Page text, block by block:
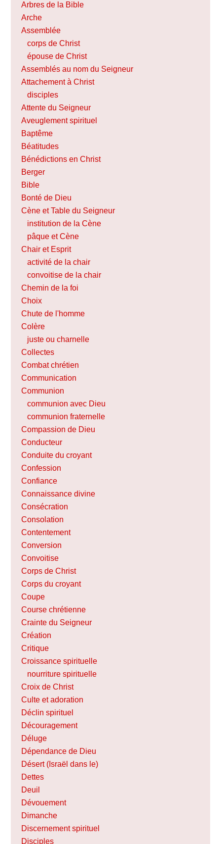
Arbres de la Bible
Arche
Assemblée
corps de Christ
épouse de Christ
Assemblés au nom du Seigneur
Attachement à Christ
disciples
Attente du Seigneur
Aveuglement spirituel
Baptême
Béatitudes
Bénédictions en Christ
Berger
Bible
Bonté de Dieu
Cène et Table du Seigneur
institution de la Cène
pâque et Cène
Chair et Esprit
activité de la chair
convoitise de la chair
Chemin de la foi
Choix
Chute de l'homme
Colère
juste ou charnelle
Collectes
Combat chrétien
Communication
Communion
communion avec Dieu
communion fraternelle
Compassion de Dieu
Conducteur
Conduite du croyant
Confession
Confiance
Connaissance divine
Consécration
Consolation
Contentement
Conversion
Convoitise
Corps de Christ
Corps du croyant
Coupe
Course chrétienne
Crainte du Seigneur
Création
Critique
Croissance spirituelle
nourriture spirituelle
Croix de Christ
Culte et adoration
Déclin spirituel
Découragement
Déluge
Dépendance de Dieu
Désert (Israël dans le)
Dettes
Deuil
Dévouement
Dimanche
Discernement spirituel
Disciples